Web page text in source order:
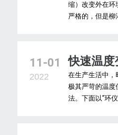
缩）改变外在环
严格的，但是柳
11-01
2022
快速温度
在生产生活中，
极其严苛的温度
法。下面以“环